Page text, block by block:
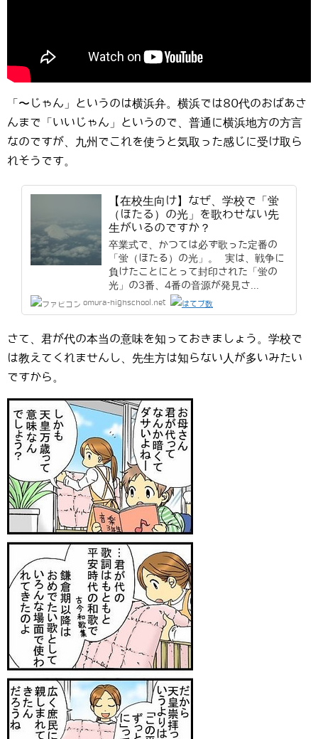
「〜じゃん」というのは横浜弁。横浜では80代のおばあさ
んまで「いいじゃん」というので、普通に横浜地方の方言
なのですが、九州でこれを使うと気取った感じに受け取ら
れそうです。
【在校生向け】なぜ、学校で「蛍
（ほたる）の光」を歌わせない先
生がいるのですか？
卒業式で、かつては必ず歌った定番の
「蛍（ほたる）の光」。 実は、戦争に
負けたことにとって封印された「蛍の
光」の3番、4番の音源が発見さ...
omura-highschool.net
さて、君が代の本当の意味を知っておきましょう。学校で
は教えてくれませんし、先生方は知らない人が多いみたい
ですから。